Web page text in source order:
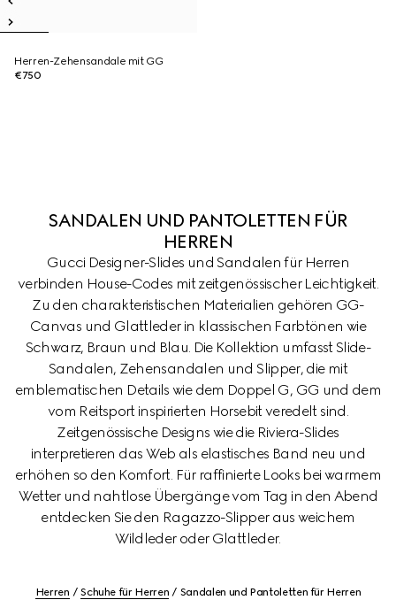
Herren-Zehensandale mit GG
€750
SANDALEN UND PANTOLETTEN FÜR
HERREN
Gucci Designer-Slides und Sandalen für Herren
verbinden House-Codes mit zeitgenössischer Leichtigkeit.
Zu den charakteristischen Materialien gehören GG-
Canvas und Glattleder in klassischen Farbtönen wie
Schwarz, Braun und Blau. Die Kollektion umfasst Slide-
Sandalen, Zehensandalen und Slipper, die mit
emblematischen Details wie dem Doppel G, GG und dem
vom Reitsport inspirierten Horsebit veredelt sind.
Zeitgenössische Designs wie die Riviera-Slides
interpretieren das Web als elastisches Band neu und
erhöhen so den Komfort. Für raffinierte Looks bei warmem
Wetter und nahtlose Übergänge vom Tag in den Abend
entdecken Sie den Ragazzo-Slipper aus weichem
Wildleder oder Glattleder.
Herren Schuhe für Herren Sandalen und Pantoletten für Herren